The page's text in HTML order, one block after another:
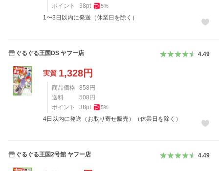
ポイント
38pt 5%
1〜3日以内に発送（休業日を除く）
ぐるぐる王国DS ヤフー店 4.49
実質 1,328円
商品価格 858 円
送料
508 円
ポイント
38pt 5%
4日以内に発送（お取り寄せ販売）（休業日を除く）
ぐるぐる王国2号館 ヤフー店 4.49